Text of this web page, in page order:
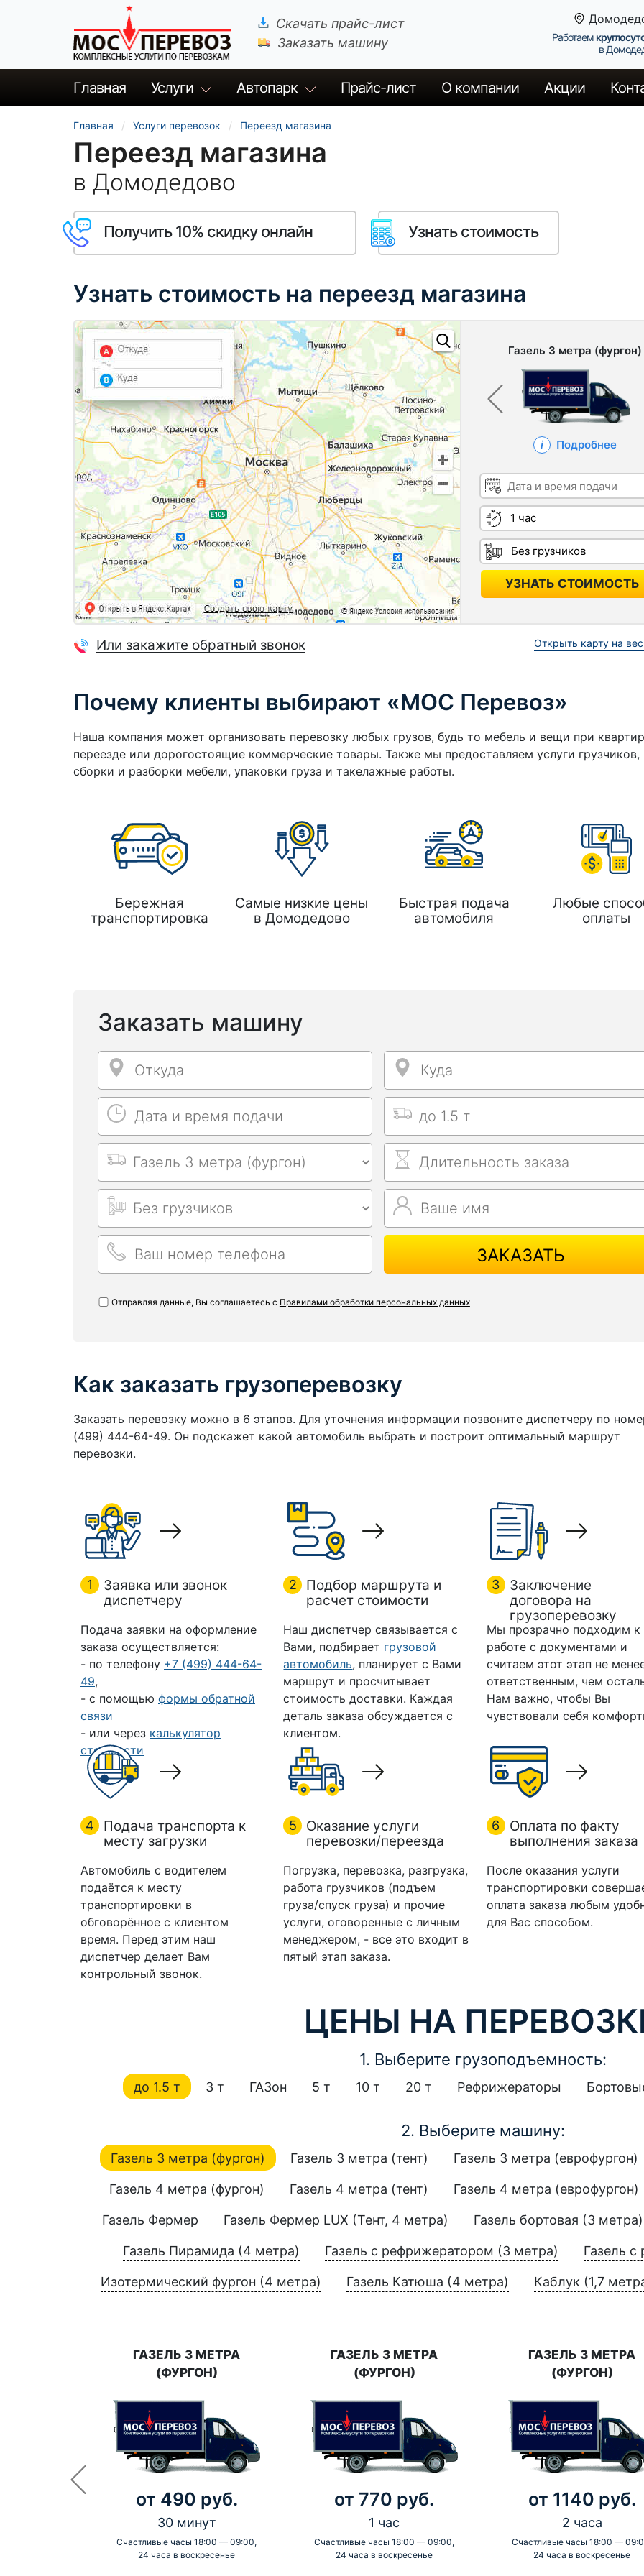
Скачать прайс-лист
Заказать машину
Работаем
в
Главная Услуги Автопарк Прайс-лист О компании Акции
Главная Услуги перевозок Переезд магазина
Переезд магазина
в Домодедово
Получить 10% скидку онлайн Узнать стоимость
Узнать стоимость на переезд магазина
Открыть карту на
Газель 3 метра (фургон)
Подробнее
Дата и время подачи
Длительность
Грузчики
УЗНАТЬ СТОИМОСТЬ
Или закажите обратный звонок
Почему клиенты выбирают «МОС Перевоз»
Наша компания может организовать перевозку любых грузов, будь то мебель и вещи при
переезде или дорогостоящие коммерческие товары. Также мы предоставляем услуги грузчиков,
сборки и разборки мебели, упаковки груза и такелажные работы.
Бережная
транспортировка
Самые низкие цены
в Домодедово
Быстрая подача
автомобиля
Любые
оплаты
Заказать машину
Откуда Откуда Куда Куда
Дата и время подачи
Дата и время подачи Выбрать тип машины
Выбрать машину Длительность заказа
Длительность заказа Ваше имяВаше имя
Ваш номер телефона
Ваш номер ЗАКАЗАТЬ
Отправляя данные, Вы соглашаетесь с Правилами обработки персональных данных
Как заказать грузоперевозку
Заказать перевозку можно в 6 этапов. Для уточнения информации позвоните диспетчеру по
(499) 444-64-49. Он подскажет какой автомобиль выбрать и построит оптимальный маршрут
перевозки.
1
Заявка или звонок
диспетчеру
Подача заявки на оформление
заказа осуществляется:
- по телефону +7 (499) 444-64-
49,
- с помощью формы обратной
связи
- или через калькулятор
стоимости
2
Подбор маршрута и
расчет стоимости
Наш диспетчер связывается с
Вами, подбирает грузовой
автомобиль, планирует с Вами
маршрут и просчитывает
стоимость доставки. Каждая
деталь заказа обсуждается с
клиентом.
3
Заключение
договора на
грузоперевозку
Мы прозрачно подходим к
работе с документами и
считаем этот этап не
ответственным, чем
Нам важно, чтобы Вы
чувствовали себя
4
Подача транспорта к
месту загрузки
Автомобиль с водителем
подаётся к месту
транспортировки в
обговорённое с клиентом
время. Перед этим наш
диспетчер делает Вам
контрольный звонок.
5
Оказание услуги
перевозки/переезда
Погрузка, перевозка, разгрузка,
работа грузчиков (подъем
груза/спуск груза) и прочие
услуги, оговоренные с личным
менеджером, - все это входит в
пятый этап заказа.
6
Оплата по факту
выполнения заказа
После оказания услуги
транспортировки
оплата заказа любым
для Вас способом.
ЦЕНЫ НА
1. Выберите грузоподъемность:
до 1.5 т 3 т ГАЗон 5 т 10 т 20 т Рефрижераторы
2. Выберите машину:
Газель 3 метра (фургон) Газель 3 метра (тент) Газель 3 метра (еврофургон)
Газель 4 метра (фургон) Газель 4 метра (тент) Газель 4 метра (еврофургон)
Газель Фермер Газель Фермер LUX (Тент, 4 метра) Газель бортовая (3 метра)
Газель Пирамида (4 метра) Газель с рефрижератором (3 метра) Газель
Изотермический фургон (4 метра) Газель Катюша (4 метра) Каблук (1,7
ГАЗЕЛЬ 3 МЕТРА
(ФУРГОН)
от 490 руб.
30 минут
Счастливые часы 18:00 — 09:00,
24 часа в воскресенье
-
ГАЗЕЛЬ 3 МЕТРА
(ФУРГОН)
от 770 руб.
1 час
Счастливые часы 18:00 — 09:00,
24 часа в воскресенье
-
ГАЗЕЛЬ 3 МЕТРА
(ФУРГОН)
от 1140 руб.
2 часа
Счастливые часы 18:00 —
24 часа в воскресенье
-